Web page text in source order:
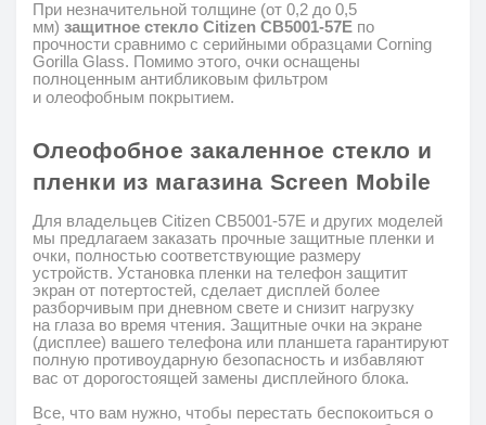
При незначительной толщине (от 0,2 до 0,5
мм) защитное стекло Citizen CB5001-57E по
прочности сравнимо с серийными образцами Corning
Gorilla Glass. Помимо этого, очки оснащены
полноценным антибликовым фильтром
и олеофобным покрытием.
Олеофобное закаленное стекло и
пленки из магазина Screen Mobile
Для владельцев Citizen CB5001-57E и других моделей
мы предлагаем заказать прочные защитные пленки и
очки, полностью соответствующие размеру
устройств. Установка пленки на телефон защитит
экран от потертостей, сделает дисплей более
разборчивым при дневном свете и снизит нагрузку
на глаза во время чтения. Защитные очки на экране
(дисплее) вашего телефона или планшета гарантируют
полную противоударную безопасность и избавляют
вас от дорогостоящей замены дисплейного блока.
Все, что вам нужно, чтобы перестать беспокоиться о